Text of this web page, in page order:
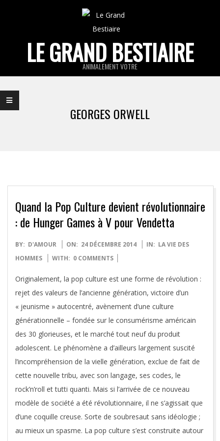
LE GRAND BESTIAIRE
ANIMALEMENT VOTRE
Navigation
Menu
GEORGES ORWELL
Quand la Pop Culture devient révolutionnaire
: de Hunger Games à V pour Vendetta
2014-
12-
BY: D'AMOUR ON: 24 DÉCEMBRE 2014 IN: LA VIE DES
HOMMES
WITH: 0 COMMENTS
Originalement, la pop culture est une forme de révolution :
rejet des valeurs de l’ancienne génération, victoire d’un
« jeunisme » autocentré, avènement d’une culture
générationnelle – fondée sur le consumérisme américain
des 30 glorieuses, et le marché tout neuf du produit
adolescent. Le phénomène a d’ailleurs largement suscité
l’incompréhension de la vielle génération, exclue de fait de
cette nouvelle tribu, avec son langage, ses codes, le
rock’n’roll et tutti quanti. Mais si l’arrivée de ce nouveau
modèle de société a été révolutionnaire, il ne s’agissait que
d’une coquille creuse. Sorte de soubresaut sans idéologie ;
au mieux un spasme. La pop culture s’est construite autour